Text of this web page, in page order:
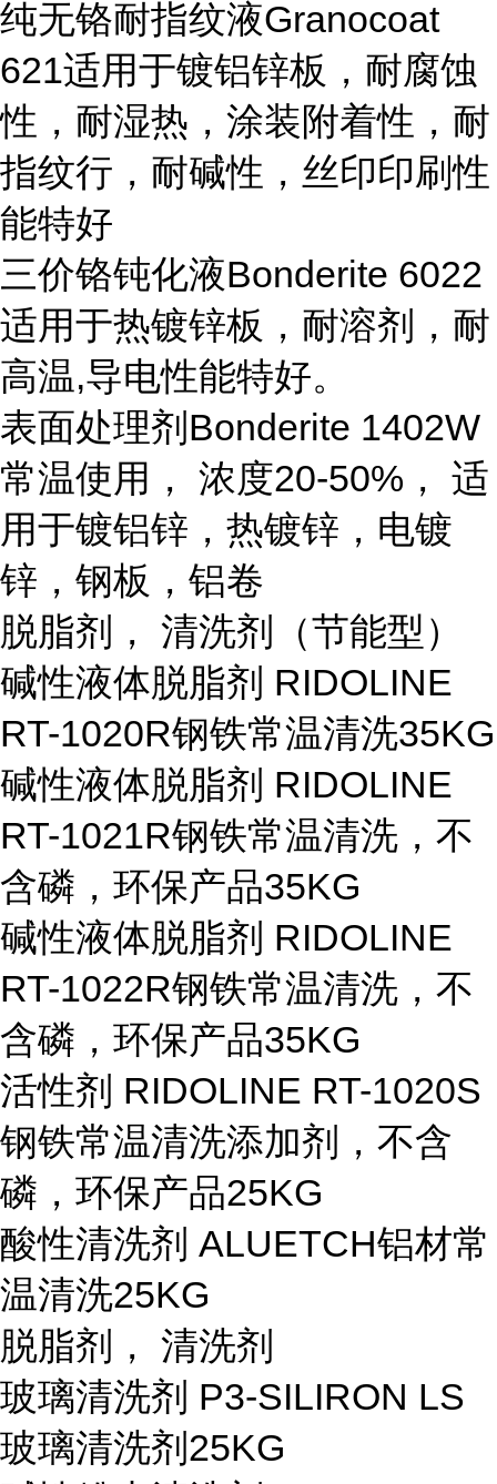
纯无铬耐指纹液Granocoat
621适用于镀铝锌板，耐腐蚀
性，耐湿热，涂装附着性，耐
指纹行，耐碱性，丝印印刷性
能特好
三价铬钝化液Bonderite 6022
适用于热镀锌板，耐溶剂，耐
高温,导电性能特好。
表面处理剂Bonderite 1402W
常温使用， 浓度20-50%， 适
用于镀铝锌，热镀锌，电镀
锌，钢板，铝卷
脱脂剂， 清洗剂（节能型）
碱性液体脱脂剂 RIDOLINE
RT-1020R钢铁常温清洗35KG
碱性液体脱脂剂 RIDOLINE
RT-1021R钢铁常温清洗，不
含磷，环保产品35KG
碱性液体脱脂剂 RIDOLINE
RT-1022R钢铁常温清洗，不
含磷，环保产品35KG
活性剂 RIDOLINE RT-1020S
钢铁常温清洗添加剂，不含
磷，环保产品25KG
酸性清洗剂 ALUETCH铝材常
温清洗25KG
脱脂剂， 清洗剂
玻璃清洗剂 P3-SILIRON LS
玻璃清洗剂25KG